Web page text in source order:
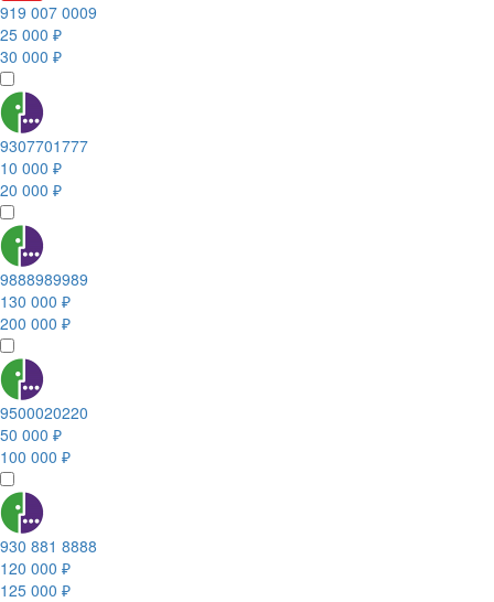
919 007 0009
25 000 ₽
30 000 ₽
9307701777
10 000 ₽
20 000 ₽
9888989989
130 000 ₽
200 000 ₽
9500020220
50 000 ₽
100 000 ₽
930 881 8888
120 000 ₽
125 000 ₽